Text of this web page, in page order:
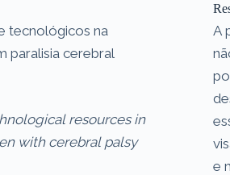
tecnológicos na
fisioterapia de crianças com paralisia cerebral
resources in
physical therapy for children with cerebral palsy
A
e